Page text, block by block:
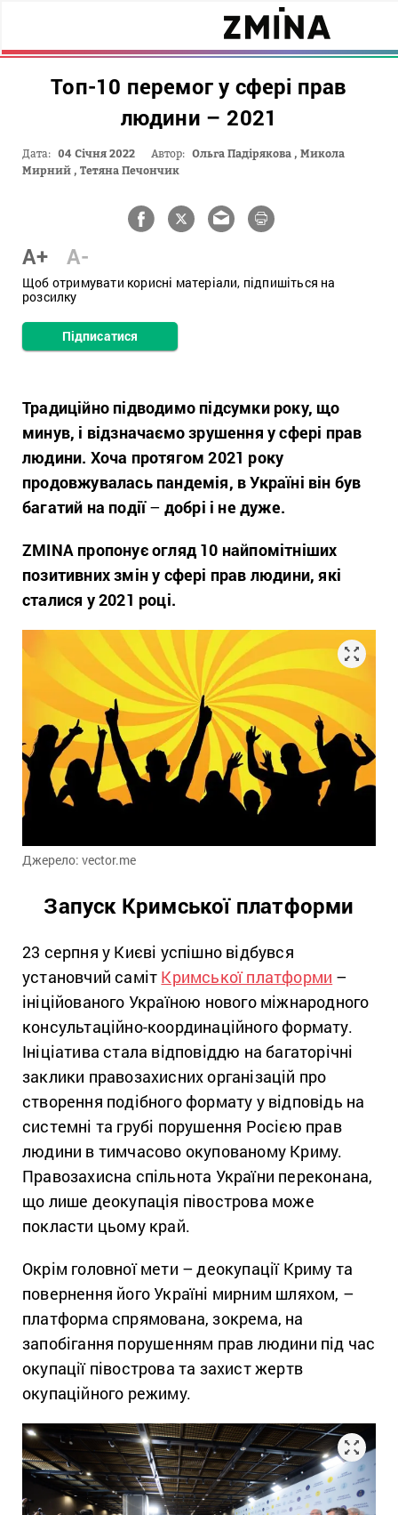
Топ-10 перемог у сфері прав
людини – 2021
Дата: 04 Січня 2022 Автор: Ольга Падірякова , Микола
Мирний , Тетяна Печончик
A+ A-
Щоб отримувати корисні матеріали, підпишіться на
розсилку
Підписатися
Традиційно підводимо підсумки року, що
минув, і відзначаємо зрушення у сфері прав
людини. Хоча протягом 2021 року
продовжувалась пандемія, в Україні він був
багатий на події– добрі і не дуже.
ZMINA пропонує огляд 10 найпомітніших
позитивних змін у сфері прав людини, які
сталися у 2021 році.
Джерело: vector.me
Запуск Кримської платформи
23 серпня у Києві успішно відбувся
установчий саміт Кримської платформи –
ініційованого Україною нового міжнародного
консультаційно-координаційного формату.
Ініціатива стала відповіддю на багаторічні
заклики правозахисних організацій про
створення подібного формату у відповідь на
системні та грубі порушення Росією прав
людини в тимчасово окупованому Криму.
Правозахисна спільнота України переконана,
що лише деокупація півострова може
покласти цьому край.
Окрім головної мети – деокупації Криму та
повернення його Україні мирним шляхом, –
платформа спрямована, зокрема, на
запобігання порушенням прав людини під час
окупації півострова та захист жертв
окупаційного режиму.